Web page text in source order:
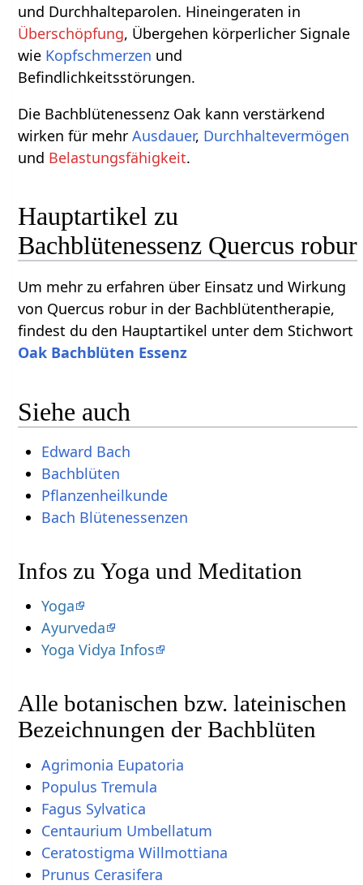
und Durchhalteparolen. Hineingeraten in
Überschöpfung, Übergehen körperlicher Signale
wie Kopfschmerzen und
Befindlichkeitsstörungen.
Die Bachblütenessenz Oak kann verstärkend
wirken für mehrAusdauer, Durchhaltevermögen
und Belastungsfähigkeit.
Hauptartikel zu
Bachblütenessenz Quercus robur
Um mehr zu erfahren über Einsatz und Wirkung
von Quercus robur in der Bachblütentherapie,
findest du den Hauptartikel unter dem Stichwort
Oak Bachblüten Essenz
Siehe auch
Edward Bach
Bachblüten
Pflanzenheilkunde
Bach Blütenessenzen
Infos zu Yoga und Meditation
Yoga
Ayurveda
Yoga Vidya Infos
Alle botanischen bzw. lateinischen
Bezeichnungen der Bachblüten
Agrimonia Eupatoria
Populus Tremula
Fagus Sylvatica
Centaurium Umbellatum
Ceratostigma Willmottiana
Prunus Cerasifera